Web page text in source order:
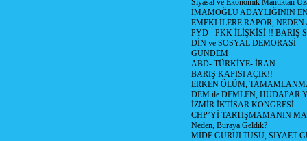
Siyasal ve Ekonomik Mantıktan
İMAMOĞLU ADAYLIĞININ
EMEKLİLERE RAPOR,
PYD - PKK İLİŞKİSİ !! BARIŞ
DİN ve SOSYAL DEMORASİ
GÜNDEM
ABD- TÜRKİYE- İRAN
BARIŞ KAPISI AÇIK!!
ERKEN ÖLÜM,
DEM ile DEMLEN, HÜDAPAR
İZMİR İKTİSAR KONGRESİ
CHP’Yİ TARTIŞMAMANIN
Neden, Buraya Geldik?
MİDE GÜRÜLTÜSÜ, SİYAET